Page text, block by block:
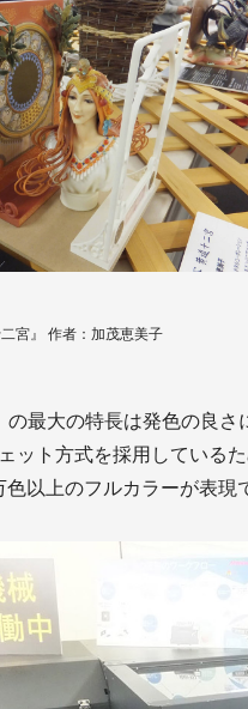
二宮』 作者：加茂恵美子
の最大の特長は発色の良
ット方式を採用している
色以上のフルカラーが表現